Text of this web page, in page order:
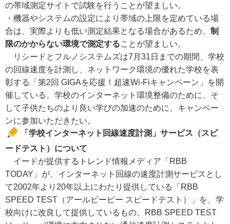
の帯域測定サイトで試験を行うことが望ましい。
・機器やシステムの設定により帯域の上限を定めている場
合は、実際よりも低い測定結果となる場合があるため、 制
限のかからない環境で測定することが望ましい。
リシードとフルノシステムズは7月31日までの期間、学校
の回線速度を計測し、ネットワーク環境の優れた学校を表
彰する「第2回 GIGAを応援！超速Wi-Fiキャンペーン」を開
催している。学校のインターネット環境整備のために、そ
して子供たちのより良い学びの加速のために、キャンペー
ンに参加いただきたい。
「学校インターネット回線速度計測」サービス（スピ
ードテスト）について
イードが提供するトレンド情報メディア「RBB
TODAY」が、インターネット回線の速度計測サービスとし
て2002年より20年以上にわたり提供している「RBB
SPEED TEST（アールビービー スピードテスト）」を、学
校向けに改良して提供しているもの。RBB SPEED TEST